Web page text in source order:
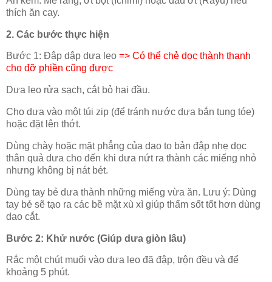
thích ăn cay.
2. Các bước thực hiện
Bước 1: Đập dập dưa leo => Có thể chẻ dọc thành thanh
cho đỡ phiền cũng được
Dưa leo rửa sạch, cắt bỏ hai đầu.
Cho dưa vào một túi zip (để tránh nước dưa bắn tung tóe)
hoặc đặt lên thớt.
Dùng chày hoặc mặt phẳng của dao to bản đập nhẹ dọc
thân quả dưa cho đến khi dưa nứt ra thành các miếng nhỏ
nhưng không bị nát bét.
Dùng tay bẻ dưa thành những miếng vừa ăn. Lưu ý: Dùng
tay bẻ sẽ tạo ra các bề mặt xù xì giúp thấm sốt tốt hơn dùng
dao cắt.
Bước 2: Khử nước (Giúp dưa giòn lâu)
Rắc một chút muối vào dưa leo đã đập, trộn đều và để
khoảng 5 phút.